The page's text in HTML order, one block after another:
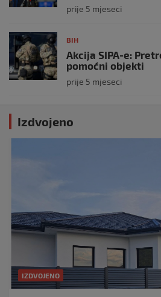
prije 5 mjeseci
BIH
Akcija SIPA-e:
pomoćni objekti
prije 5 mjeseci
Izdvojeno
IZDVOJENO